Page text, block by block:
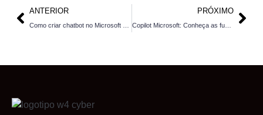
ANTERIOR
Como criar chatbot no Microsoft Teams: passo a passo completo
PRÓXIMO
Copilot Microsoft: Conheça as funcionalidades do agente de IA mais eficiente da Microsoft